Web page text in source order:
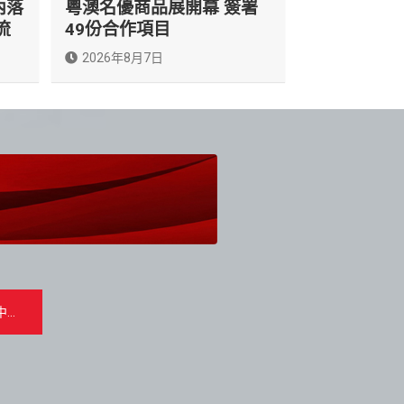
落
粵澳名優商品展開幕 簽署
49份合作項目
2026年8月7日